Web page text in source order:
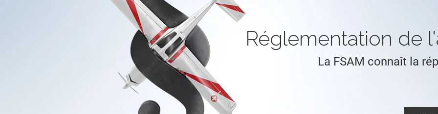
Réglementation de
La FSAM connaît la